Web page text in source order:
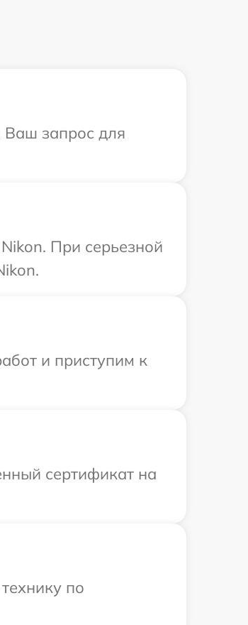
Ваш запрос для
При серьезной
и приступим к
сертификат на
по